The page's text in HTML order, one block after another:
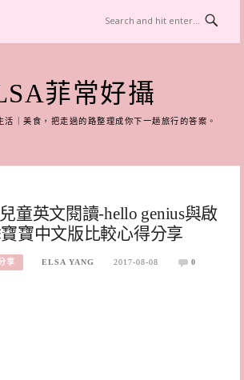
菲常好攝
活｜美食，把走過的路整理成你下一趟旅行的答案。
童英文閱讀-hello genius與啟
寶中文版比較心得分享
享 ELSA YANG 2017-08-08 0